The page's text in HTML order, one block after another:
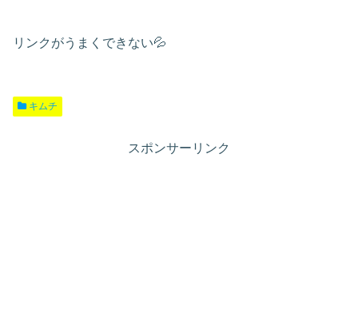
リンクがうまくできない💦
キムチ
スポンサーリンク